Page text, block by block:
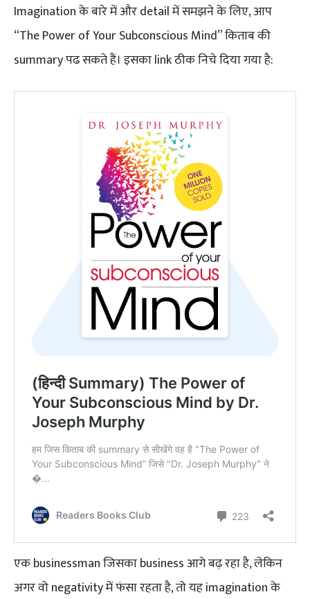
Imagination के बारे में और detail में समझने के लिए, आप
“The Power of Your Subconscious Mind” किताब की
summary पढ सकते हैं। इसका link ठीक निचे दिया गया है:
एक businessman जिसका business आगे बढ़ रहा है, लेकिन
अगर वो negativity में फंसा रहता है, तो यह imagination के